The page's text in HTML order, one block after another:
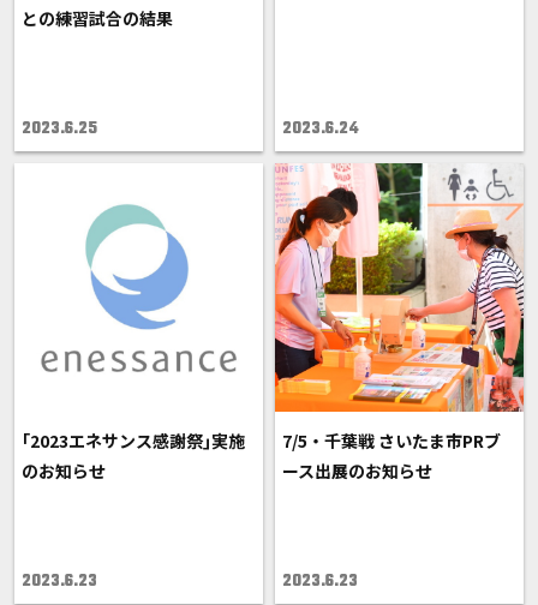
との練習試合の結果
2023.6.25 2023.6.24
｢2023エネサンス感謝祭｣実施
のお知らせ
2023.6.23
7/5・千葉戦 さいたま市PRブ
ース出展のお知らせ
2023.6.23